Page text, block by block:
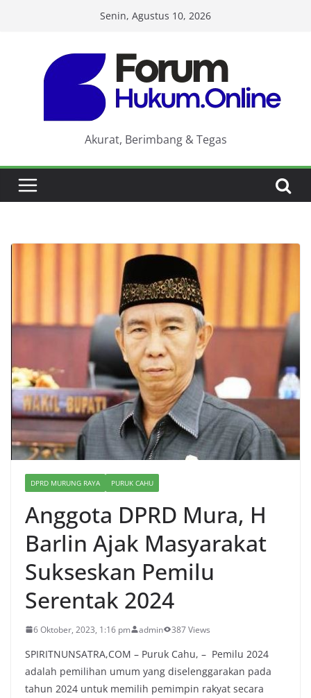
Senin, Agustus 10, 2026
Akurat, Berimbang & Tegas
DPRD MURUNG RAYA PURUK CAHU
Anggota DPRD Mura, H
Barlin Ajak Masyarakat
Sukseskan Pemilu
Serentak 2024
6 Oktober, 2023, 1:16 pm admin 387 Views
SPIRITNUNSATRA,COM – Puruk Cahu, – Pemilu 2024
adalah pemilihan umum yang diselenggarakan pada
tahun 2024 untuk memilih pemimpin rakyat secara